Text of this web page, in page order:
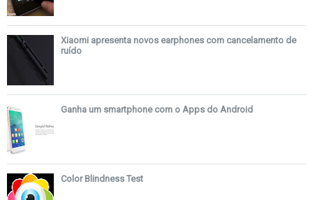
Xiaomi apresenta novos earphones com cancelamento de
ruído
Ganha um smartphone com o Apps do Android
Color Blindness Test